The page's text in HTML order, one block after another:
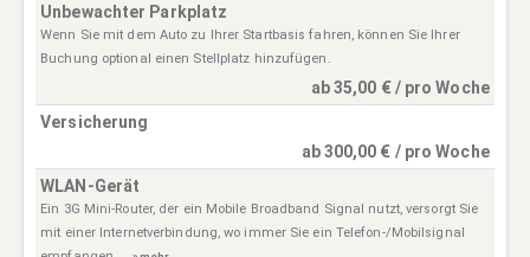
Unbewachter Parkplatz
Wenn Sie mit dem Auto zu Ihrer Startbasis fahren, können Sie Ihrer
Buchung optional einen Stellplatz hinzufügen.
ab 35,00 € / pro Woche
Versicherung
ab 300,00 € / pro Woche
WLAN-Gerät
Ein 3G Mini-Router, der ein Mobile Broadband Signal nutzt, versorgt Sie
mit einer Internetverbindung, wo immer Sie ein Telefon-/Mobilsignal